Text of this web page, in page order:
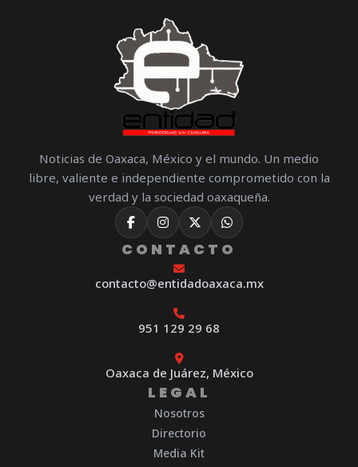
Noticias de Oaxaca, México y el mundo. Un medio
libre, valiente e independiente comprometido con la
verdad y la sociedad oaxaqueña.
CONTACTO
contacto@entidadoaxaca.mx
951 129 29 68
Oaxaca de Juárez, México
LEGAL
Nosotros
Directorio
Media Kit